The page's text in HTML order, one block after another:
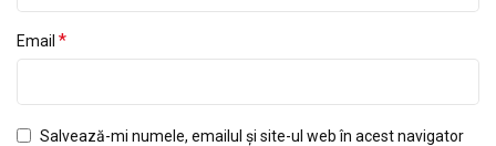
Email *
Salvează-mi numele, emailul și site-ul web în acest navigator